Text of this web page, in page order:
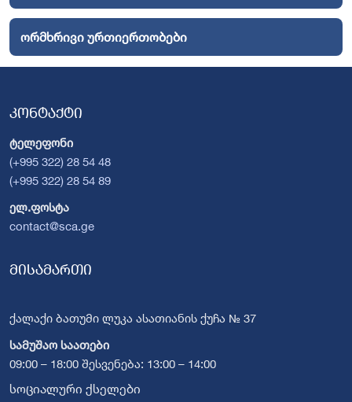
ორმხრივი ურთიერთობები
კონტაქტი
ტელეფონი
(+995 322) 28 54 48
(+995 322) 28 54 89
ელ.ფოსტა
contact@sca.ge
მისამართი
ქალაქი ბათუმი ლუკა ასათიანის ქუჩა № 37
სამუშაო საათები
09:00 – 18:00 შესვენება: 13:00 – 14:00
სოციალური ქსელები